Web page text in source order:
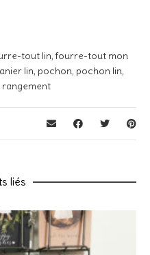
sur “Fourre-tout lin / Mon
*
tout lin, fourre-tout mon
lin, pochon, pochon lin,
liés